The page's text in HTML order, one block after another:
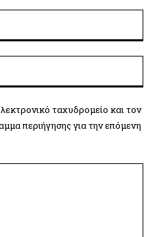
ταχυδρομείο και τον
περιήγησης για την επόμενη